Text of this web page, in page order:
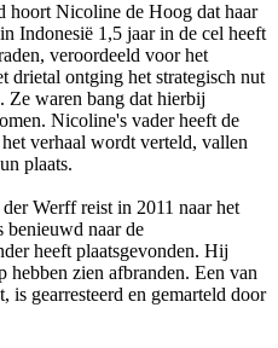
hoort Nicoline de Hoog dat haar
Indonesië 1,5 jaar in de cel heeft
veroordeeld voor het
drietal ontging het strategisch nut
Ze waren bang dat hierbij
Nicoline's vader heeft de
verhaal wordt verteld, vallen
plaats.
Werff reist in 2011 naar het
benieuwd naar de
heeft plaatsgevonden. Hij
hebben zien afbranden. Een van
is gearresteerd en gemarteld door